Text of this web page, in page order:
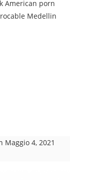
American porn
Medellin
Maggio 4, 2021